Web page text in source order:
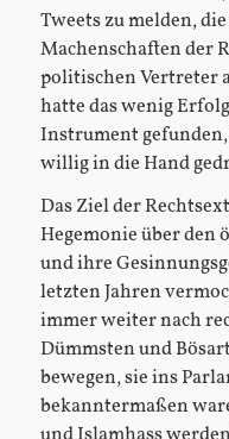
Tweets zu melden,
Machenschaften der
politischen Vertreter
hatte das wenig
Instrument
willig in die Hand
Das Ziel der
Hegemonie über
und ihre
letzten Jahren
immer weiter nach
Dümmsten und
bewegen, sie ins
bekanntermaßen